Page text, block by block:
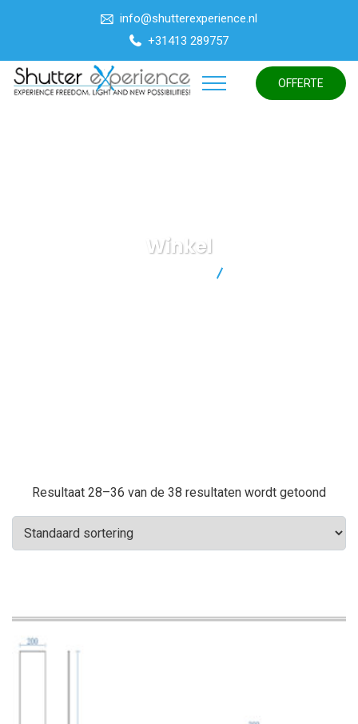
info@shutterexperience.nl
+31413 289757
OFFERTE
Winkel
Resultaat 28–36 van de 38 resultaten wordt getoond